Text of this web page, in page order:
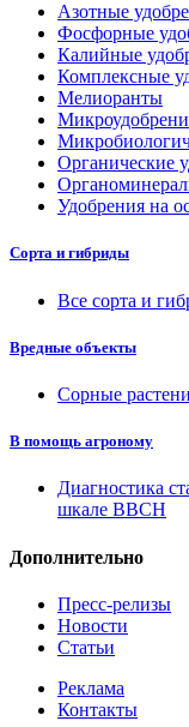
Азотные
Фосфорные
Калийные
Комплексные
Мелиоранты
Органические
Удобрения на
Сорта и гибриды
Все сорта и
Вредные объекты
Сорные
В помощь агроному
Диагностика
шкале ВВСН
Дополнительно
Пресс-релизы
Новости
Статьи
Реклама
Контакты